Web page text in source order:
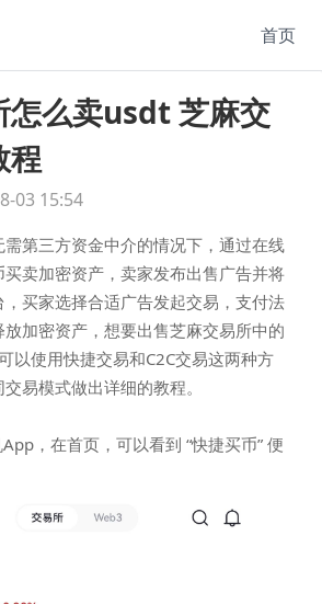
首页
怎么卖usdt 芝麻交
程
03 15:54
第三方资金中介的情况下，通过在线
卖加密资产，卖家发布出售广告并将
买家选择合适广告发起交易，支付法
加密资产，想要出售芝麻交易所中的
以使用快捷交易和C2C交易这两种方
易模式做出详细的教程。
，在首页，可以看到 “快捷买币” 便